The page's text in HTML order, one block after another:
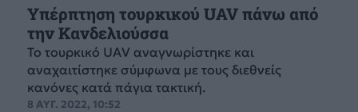
Υπέρπτηση τουρκικού UAV πάνω από
την Κανδελιούσσα
Το τουρκικό UAV αναγνωρίστηκε και
αναχαιτίστηκε σύμφωνα με τους διεθνείς
κανόνες κατά πάγια τακτική.
8 ΑΥΓ. 2022, 10:52